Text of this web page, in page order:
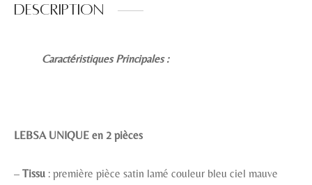
Description
Caractéristiques Principales :
LEBSA UNIQUE en 2 pièces
– Tissu : première pièce satin lamé couleur bleu ciel mauve